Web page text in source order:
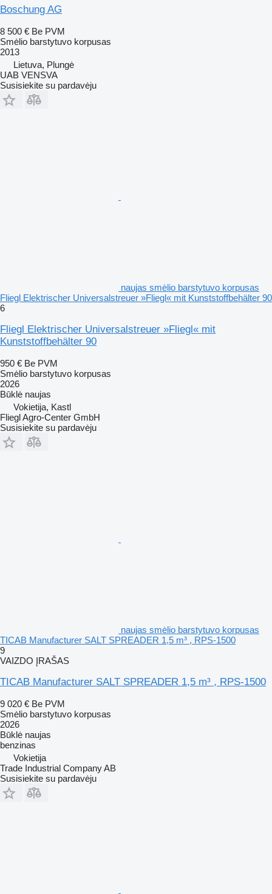
Boschung AG
8 500 € Be PVM
Smėlio barstytuvo korpusas
2013
Lietuva, Plungė
UAB VENSVA
Susisiekite su pardavėju
naujas smėlio barstytuvo korpusas
Fliegl Elektrischer Universalstreuer »Fliegl« mit Kunststoffbehälter 90
6
Fliegl Elektrischer Universalstreuer »Fliegl« mit
Kunststoffbehälter 90
950 € Be PVM
Smėlio barstytuvo korpusas
2026
Būklė naujas
Vokietija, Kastl
Fliegl Agro-Center GmbH
Susisiekite su pardavėju
naujas smėlio barstytuvo korpusas
TICAB Manufacturer SALT SPREADER 1,5 m³ , RPS-1500
9
VAIZDO ĮRAŠAS
TICAB Manufacturer SALT SPREADER 1,5 m³ , RPS-1500
9 020 € Be PVM
Smėlio barstytuvo korpusas
2026
Būklė naujas
benzinas
Vokietija
Trade Industrial Company AB
Susisiekite su pardavėju